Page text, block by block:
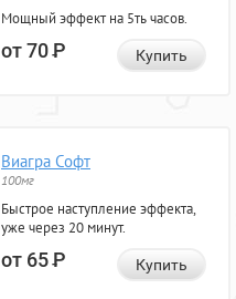
Мощный эффект на 5ть часов.
от 70Р Купить
Виагра Софт
100мг
Быстрое наступление эффекта,
уже через 20 минут.
от 65Р Купить